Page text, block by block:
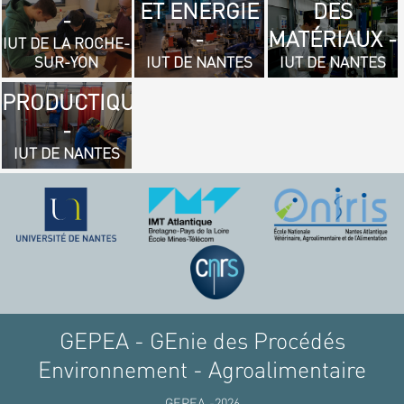
-
IUT DE LA ROCHE-
SUR-YON
ET ENERGIE
-
IUT DE NANTES
DES
MATÉRIAUX -
IUT DE NANTES
- GÉNIE
MÉCANIQUE
ET
PRODUCTIQUE
-
IUT DE NANTES
GEPEA - GEnie des Procédés
Environnement - Agroalimentaire